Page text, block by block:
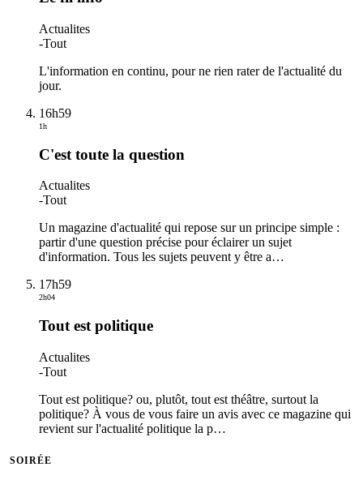
Actualites
-Tout
L'information en continu, pour ne rien rater de l'actualité du
jour.
16h59
1h
C'est toute la question
Actualites
-Tout
Un magazine d'actualité qui repose sur un principe simple :
partir d'une question précise pour éclairer un sujet
d'information. Tous les sujets peuvent y être a…
17h59
2h04
Tout est politique
Actualites
-Tout
Tout est politique? ou, plutôt, tout est théâtre, surtout la
politique? À vous de vous faire un avis avec ce magazine qui
revient sur l'actualité politique la p…
SOIRÉE